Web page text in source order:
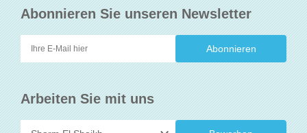
Abonnieren Sie unseren Newsletter
Arbeiten Sie mit uns